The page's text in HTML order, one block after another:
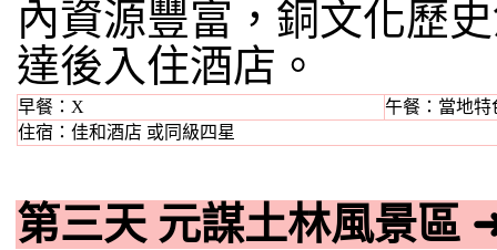
內資源豐富，銅文化歷
達後入住酒店。
早餐：X
午餐：當地特
住宿：佳和酒店 或同級四星
第三天 元謀土林風景區